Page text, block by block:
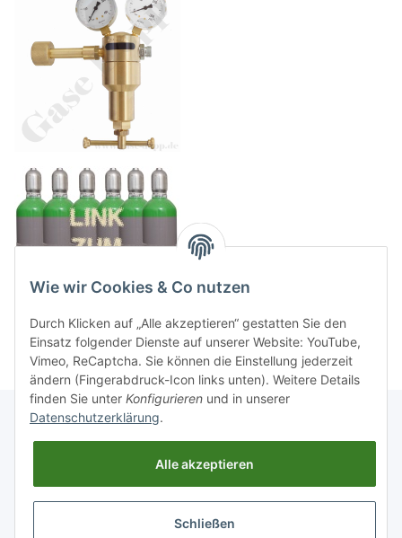
Gesetzliche Informationen
Wie wir Cookies & Co nutzen
Durch Klicken auf „Alle akzeptieren“ gestatten Sie den
Einsatz folgender Dienste auf unserer Website: YouTube,
Vimeo, ReCaptcha. Sie können die Einstellung jederzeit
ändern (Fingerabdruck-Icon links unten). Weitere Details
finden Sie unter Konfigurieren und in unserer
Datenschutzerklärung.
Alle akzeptieren
Schließen